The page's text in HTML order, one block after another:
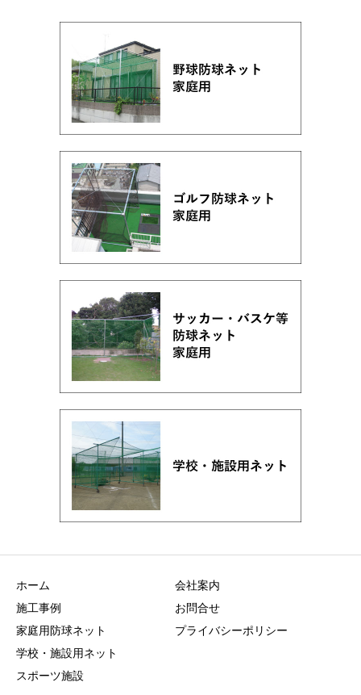
ホーム
施工事例
家庭用防球ネット
学校・施設用ネット
スポーツ施設
会社案内
お問合せ
プライバシーポリシー